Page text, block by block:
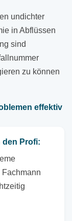
undichter
in Abflüssen
sind
zu können
effektiv
den Profi: